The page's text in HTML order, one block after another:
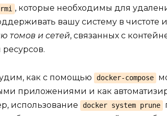
, которые необходимы для
вашу систему в
томов и сетей, связанных с
как с помощью docker-compose
приложениями и как
использование
docker system prune